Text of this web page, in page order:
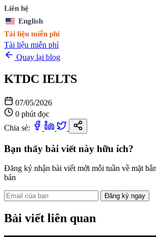
Liên hệ
English
Tài liệu miễn phí
Tài liệu miễn phí
Quay lại blog
KTDC IELTS
07/05/2026
0 phút đọc
Chia sẻ:
Bạn thấy bài viết này hữu ích?
Đăng ký nhận bài viết mới mỗi tuần về mặt
bán
Đăng ký ngay
Bài viết liên quan